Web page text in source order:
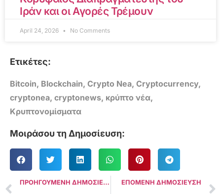
Ιράν και οι Αγορές Τρέμουν
April 24, 2026 No Comments
Ετικέτες:
Bitcoin, Blockchain, Crypto Nea, Cryptocurrency,
cryptonea, cryptonews, κρύπτο νέα,
Κρυπτονομίσματα
Μοιράσου τη Δημοσίευση:
ΠΡΟΗΓΟΥΜΕΝΗ ΔΗΜΟΣΙΕΥΣΗ ΕΠΟΜΕΝΗ ΔΗΜΟΣΙΕΥΣΗ